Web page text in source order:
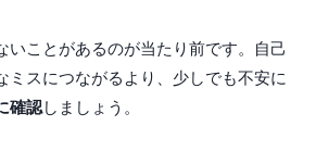
いことがあるのが当たり前です。自己
ミスにつながるより、少しでも不安に
確認しましょう。